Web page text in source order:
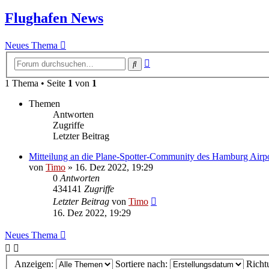
Flughafen News
Neues Thema
Suche
1 Thema • Seite 1 von 1
Themen
Antworten
Zugriffe
Letzter Beitrag
Mitteilung an die Plane-Spotter-Community des Hamburg
von Timo » 16. Dez 2022, 19:29
0 Antworten
434141 Zugriffe
Letzter Beitrag von Timo
16. Dez 2022, 19:29
Neues Thema
Anzeigen: Sortiere nach: